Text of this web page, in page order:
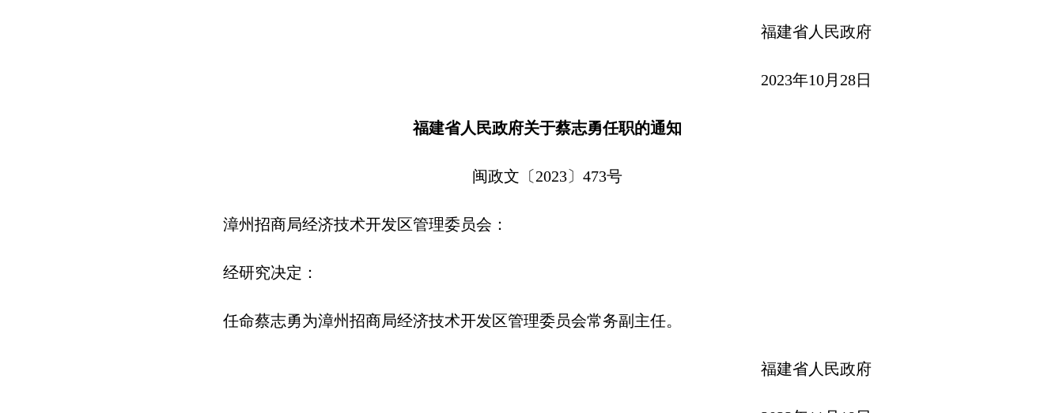
福建省人民政府
2023年10月28日
福建省人民政府关于蔡志勇任职的通知
闽政文〔2023〕473号
漳州招商局经济技术开发区管理委员会：
经研究决定：
任命蔡志勇为漳州招商局经济技术开发区管理委员会常务副主任。
福建省人民政府